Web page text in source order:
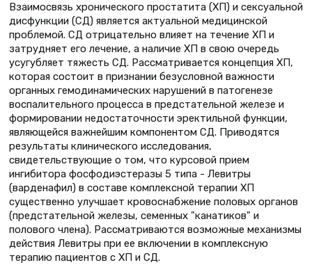
Взаимосвязь хронического простатита (ХП) и сексуальной
дисфункции (СД) является актуальной медицинской
проблемой. СД отрицательно влияет на течение ХП и
затрудняет его лечение, а наличие ХП в свою очередь
усугубляет тяжесть СД. Рассматривается концепция ХП,
которая состоит в признании безусловной важности
органных гемодинамических нарушений в патогенезе
воспалительного процесса в предстательной железе и
формировании недостаточности эректильной функции,
являющейся важнейшим компонентом СД. Приводятся
результаты клинического исследования,
свидетельствующие о том, что курсовой прием
ингибитора фосфодиэстеразы 5 типа - Левитры
(варденафил) в составе комплексной терапии ХП
существенно улучшает кровоснабжение половых органов
(предстательной железы, семенных "канатиков" и
полового члена). Рассматриваются возможные механизмы
действия Левитры при ее включении в комплексную
терапию пациентов с ХП и СД.